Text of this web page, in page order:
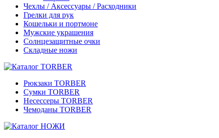
Чехлы / Аксессуары / Расходники
Грелки для рук
Кошельки и портмоне
Мужские украшения
Солнцезащитные очки
Складные ножи
Рюкзаки TORBER
Сумки TORBER
Несессеры TORBER
Чемоданы TORBER